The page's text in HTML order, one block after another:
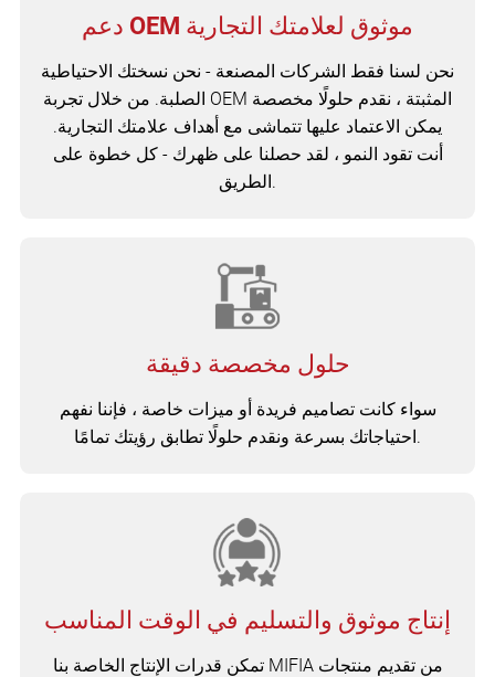
دعم OEM موثوق لعلامتك التجارية
نحن لسنا فقط الشركات المصنعة - نحن نسختك الاحتياطية
الصلبة. من خلال تجربة OEM المثبتة ، نقدم حلولًا مخصصة
يمكن الاعتماد عليها تتماشى مع أهداف علامتك التجارية.
أنت تقود النمو ، لقد حصلنا على ظهرك - كل خطوة على
الطريق.
حلول مخصصة دقيقة
سواء كانت تصاميم فريدة أو ميزات خاصة ، فإننا نفهم
احتياجاتك بسرعة ونقدم حلولًا تطابق رؤيتك تمامًا.
إنتاج موثوق والتسليم في الوقت المناسب
تمكن قدرات الإنتاج الخاصة بنا MIFIA من تقديم منتجات